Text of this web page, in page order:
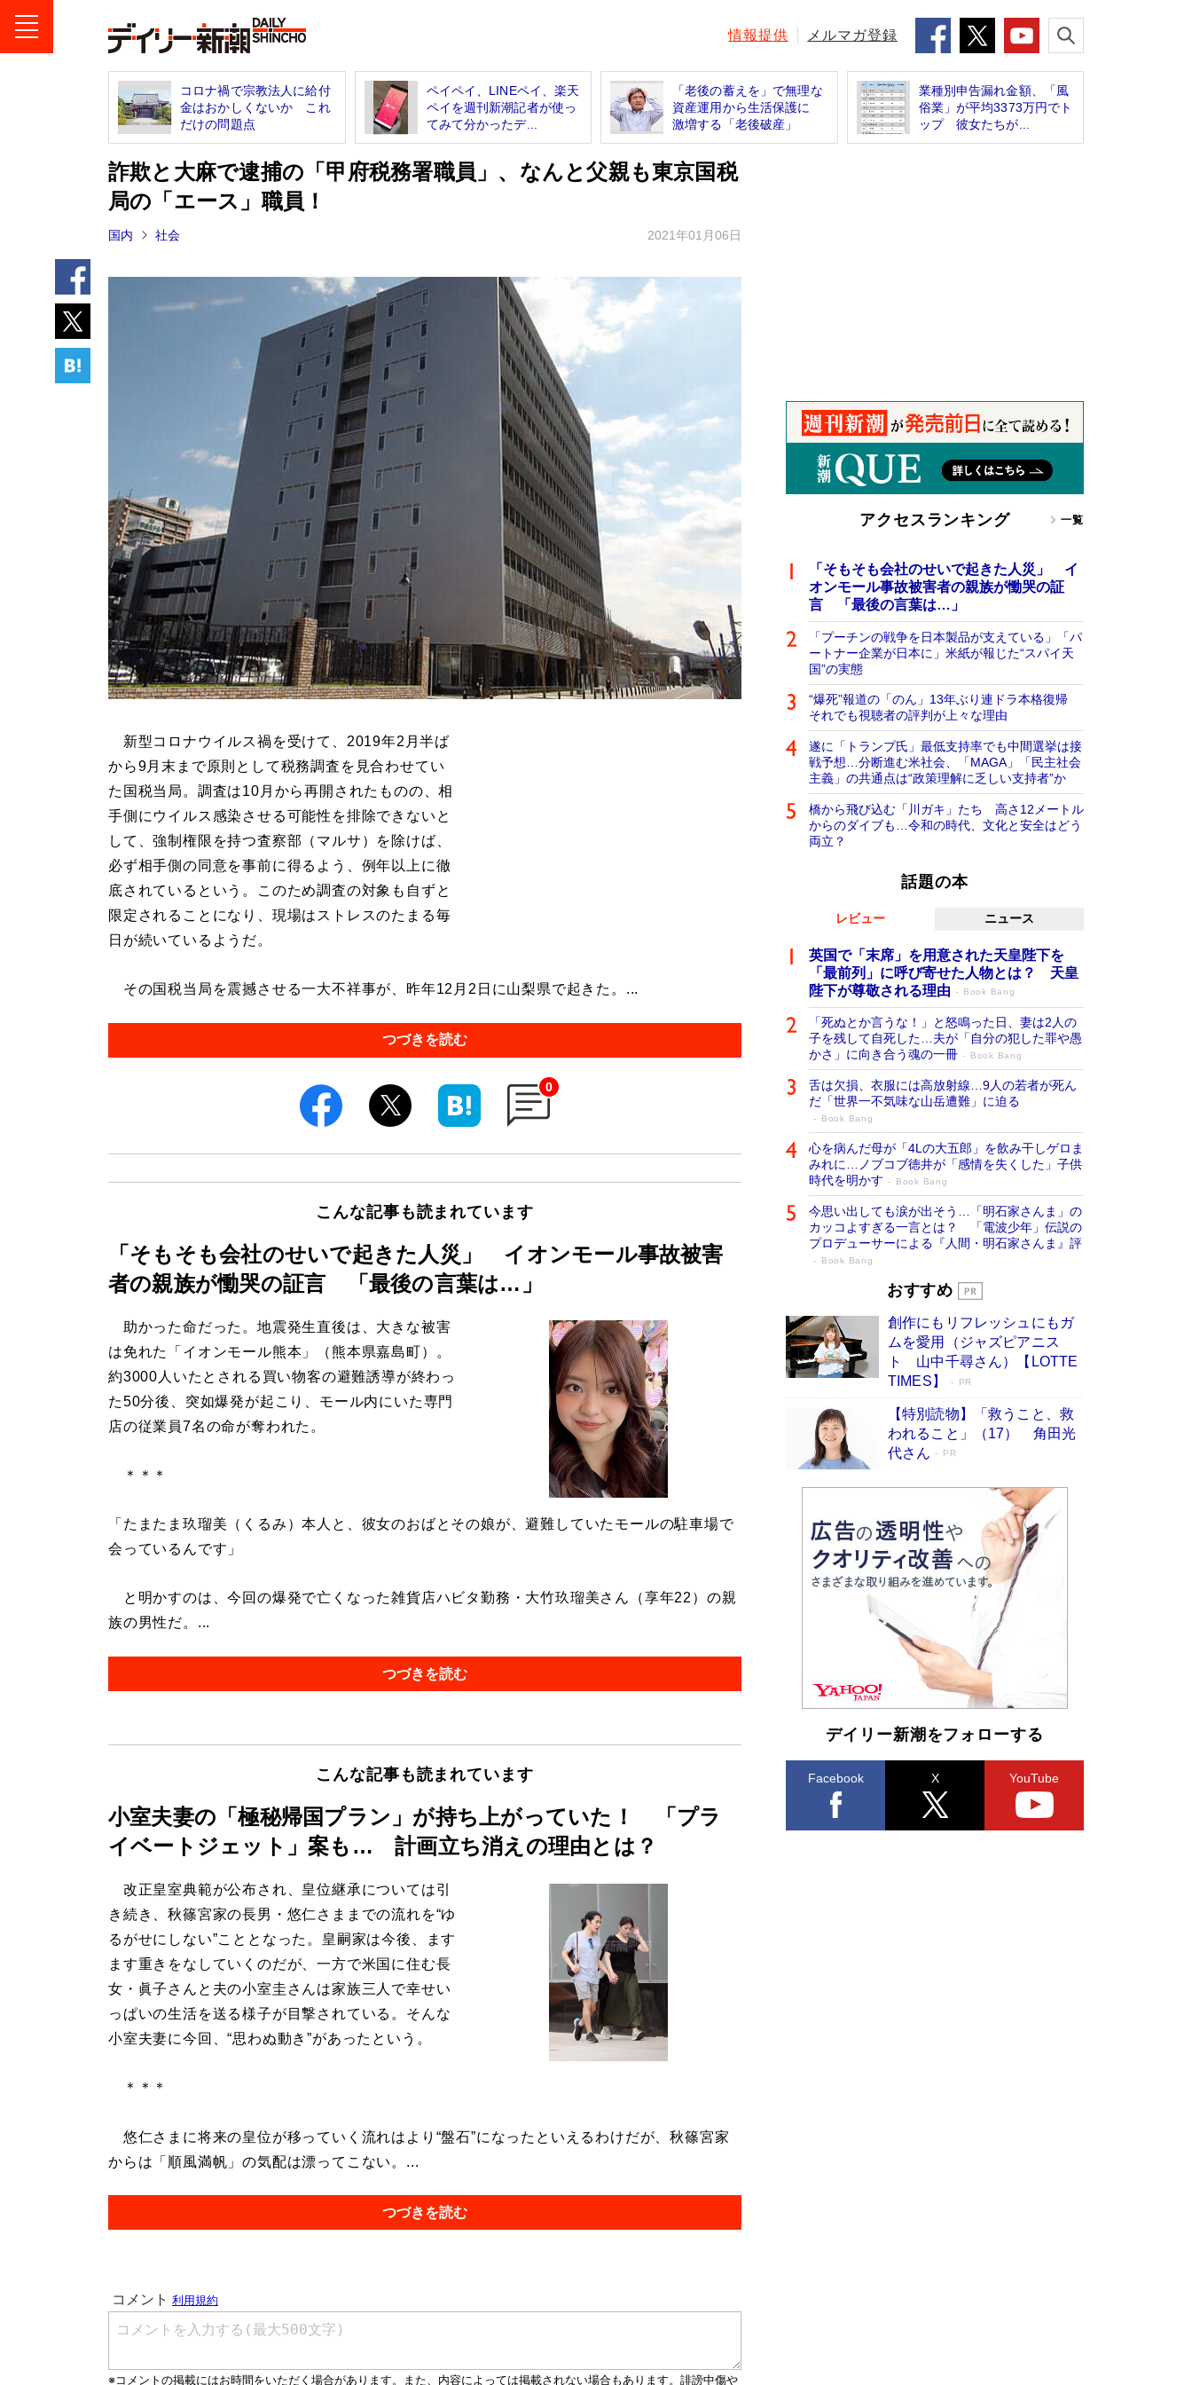
情報提供 メルマガ登録
コロナ禍で宗教法人に給付
金はおかしくないか これ
だけの問題点
ペイペイ、LINEペイ、楽天
ペイを週刊新潮記者が使っ
てみて分かったデ...
「老後の蓄えを」で無理な
資産運用から生活保護に
激増する「老後破産」
業種別申告漏れ金額、「風
俗業」が平均3373万円でト
ップ 彼女たちが...
詐欺と大麻で逮捕の「甲府税務署職員」、なんと父親も東京国税
局の「エース」職員！
国内 社会 2021年01月06日
新型コロナウイルス禍を受けて、2019年2月半ば
から9月末まで原則として税務調査を見合わせてい
た国税当局。調査は10月から再開されたものの、相
手側にウイルス感染させる可能性を排除できないと
して、強制権限を持つ査察部（マルサ）を除けば、
必ず相手側の同意を事前に得るよう、例年以上に徹
底されているという。このため調査の対象も自ずと
限定されることになり、現場はストレスのたまる毎
日が続いているようだ。
その国税当局を震撼させる一大不祥事が、昨年12月2日に山梨県で起きた。...
つづきを読む
0
こんな記事も読まれています
「そもそも会社のせいで起きた人災」 イオンモール事故被害
者の親族が慟哭の証言 「最後の言葉は…」
助かった命だった。地震発生直後は、大きな被害
は免れた「イオンモール熊本」（熊本県嘉島町）。
約3000人いたとされる買い物客の避難誘導が終わっ
た50分後、突如爆発が起こり、モール内にいた専門
店の従業員7名の命が奪われた。
＊＊＊
「たまたま玖瑠美（くるみ）本人と、彼女のおばとその娘が、避難していたモールの駐車場で
会っているんです」
と明かすのは、今回の爆発で亡くなった雑貨店ハビタ勤務・大竹玖瑠美さん（享年22）の親
族の男性だ。...
つづきを読む
こんな記事も読まれています
小室夫妻の「極秘帰国プラン」が持ち上がっていた！ 「プラ
イベートジェット」案も… 計画立ち消えの理由とは？
改正皇室典範が公布され、皇位継承については引
き続き、秋篠宮家の長男・悠仁さままでの流れを“ゆ
るがせにしない”こととなった。皇嗣家は今後、ます
ます重きをなしていくのだが、一方で米国に住む長
女・眞子さんと夫の小室圭さんは家族三人で幸せい
っぱいの生活を送る様子が目撃されている。そんな
小室夫妻に今回、“思わぬ動き”があったという。
＊＊＊
悠仁さまに将来の皇位が移っていく流れはより“盤石”になったといえるわけだが、秋篠宮家
からは「順風満帆」の気配は漂ってこない。...
つづきを読む
アクセスランキング 一覧
「そもそも会社のせいで起きた人災」 イ
オンモール事故被害者の親族が慟哭の証
言 「最後の言葉は…」
「プーチンの戦争を日本製品が支えている」「パ
ートナー企業が日本に」米紙が報じた“スパイ天
国”の実態
“爆死”報道の「のん」13年ぶり連ドラ本格復帰
それでも視聴者の評判が上々な理由
遂に「トランプ氏」最低支持率でも中間選挙は接
戦予想…分断進む米社会、「MAGA」「民主社会
主義」の共通点は“政策理解に乏しい支持者”か
橋から飛び込む「川ガキ」たち 高さ12メートル
からのダイブも…令和の時代、文化と安全はどう
両立？
話題の本
レビュー ニュース
英国で「末席」を用意された天皇陛下を
「最前列」に呼び寄せた人物とは？ 天皇
陛下が尊敬される理由
Book Bang
「死ぬとか言うな！」と怒鳴った日、妻は2人の
子を残して自死した…夫が「自分の犯した罪や愚
かさ」に向き合う魂の一冊
Book Bang
舌は欠損、衣服には高放射線…9人の若者が死ん
だ「世界一不気味な山岳遭難」に迫る
Book Bang
心を病んだ母が「4Lの大五郎」を飲み干しゲロま
みれに…ノブコブ徳井が「感情を失くした」子供
時代を明かす
Book Bang
今思い出しても涙が出そう…「明石家さんま」の
カッコよすぎる一言とは？ 「電波少年」伝説の
プロデューサーによる『人間・明石家さんま』評
Book Bang
「叱って伸びるやつは、褒めたらもっと伸
た“人を育てるコツ”…芸への考え方を明か
す
Book Bang
「『火垂るの墓』は、大嘘である」原作者が抱き
続けた“自責の念”とは…「自己憐憫は描きたくな
い」監督が徹底的にこだわったこと（後編） #
戦争の記憶
Book Bang
美輪明宏 晩年の回答を集めた『ほほえんで生き
るための人生相談』がランクイン［エンターテイ
メントベストセラー］
Book Bang
「宇宙兄弟」最終46巻がベストセラー1位 宇宙
開発への関心を押し上げた18年の物語に幕 特装
版には「宇宙で描かれたマンガ」も収録
Book Bang
「不意に涙が出そうに…」高嶋政伸が明かし
た“13歳の娘を暴行する役”への葛藤 インティマ
シーコーディネーターに支えられたNHK『大奥』
Book Bang
おすすめ
創作にもリフレッシュにもガ
ムを愛用（ジャズピアニス
ト 山中千尋さん）【LOTTE
TIMES】
PR
【特別読物】「救うこと、救
われること」（17） 角田光
代さん
PR
デイリー新潮をフォローする
Facebook X YouTube